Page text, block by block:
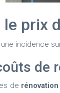
prix
incidence
de
de